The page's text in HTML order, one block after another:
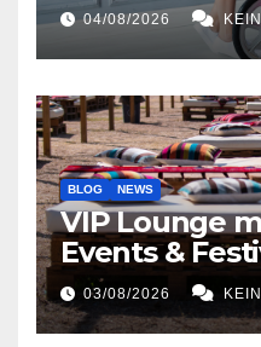
04/08/2026
BLOG NEWS
VIP Lounge
Events &
03/08/2026